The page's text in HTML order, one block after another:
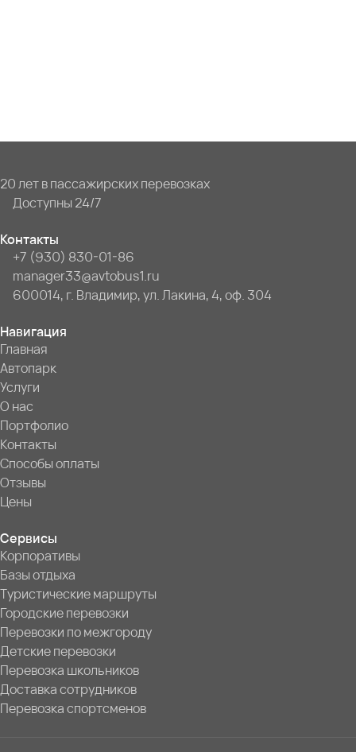
20 лет в пассажирских перевозках
Доступны 24/7
Контакты
+7 (930) 830-01-86
manager33@avtobus1.ru
600014, г. Владимир, ул. Лакина, 4, оф. 304
Навигация
Главная
Автопарк
Услуги
О нас
Портфолио
Контакты
Способы оплаты
Отзывы
Цены
Сервисы
Корпоративы
Базы отдыха
Туристические маршруты
Городские перевозки
Перевозки по межгороду
Детские перевозки
Перевозка школьников
Доставка сотрудников
Перевозка спортсменов